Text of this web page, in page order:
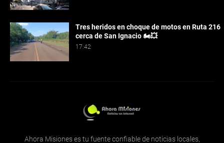
Tres heridos en choque de motos en Ruta 216
cerca de San Ignacio 🏍️💥
17:42
Ahora Misiones es tu fuente confiable de noticias locales,